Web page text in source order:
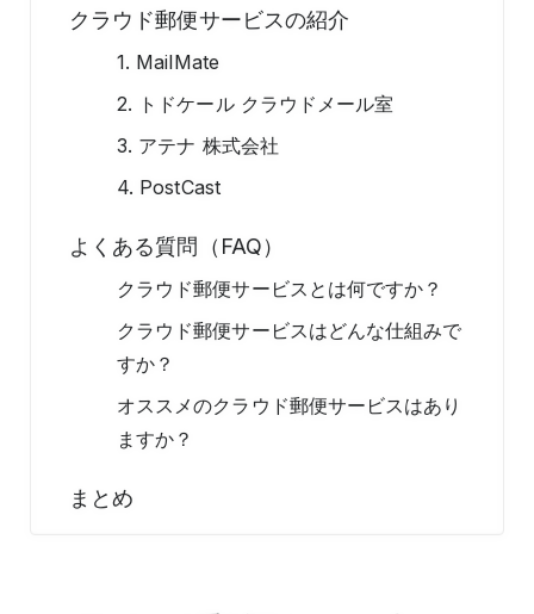
クラウド郵便サービスの紹介
1. MailMate
2. トドケール クラウドメール室
3. アテナ 株式会社
4. PostCast
よくある質問（FAQ）
クラウド郵便サービスとは何ですか？
クラウド郵便サービスはどんな仕組みで
すか？
オススメのクラウド郵便サービスはあり
ますか？
まとめ